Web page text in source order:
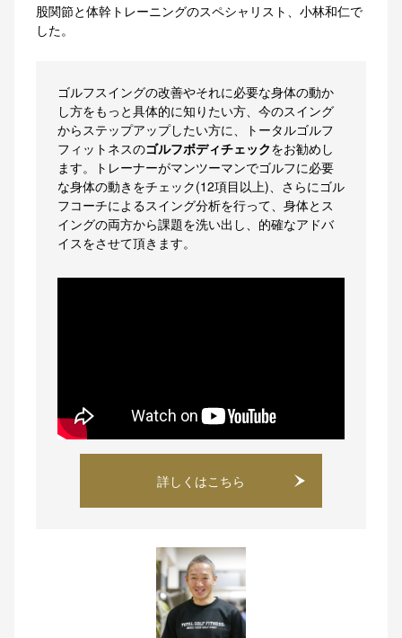
股関節と体幹トレーニングのスペシャリスト、小林和仁で
した。
ゴルフスイングの改善やそれに必要な身体の動か
し方をもっと具体的に知りたい方、今のスイング
からステップアップしたい方に、トータルゴルフ
フィットネスのゴルフボディチェックをお勧めし
ます。トレーナーがマンツーマンでゴルフに必要
な身体の動きをチェック(12項目以上)、さらにゴル
フコーチによるスイング分析を行って、身体とス
イングの両方から課題を洗い出し、的確なアドバ
イスをさせて頂きます。
詳しくはこちら